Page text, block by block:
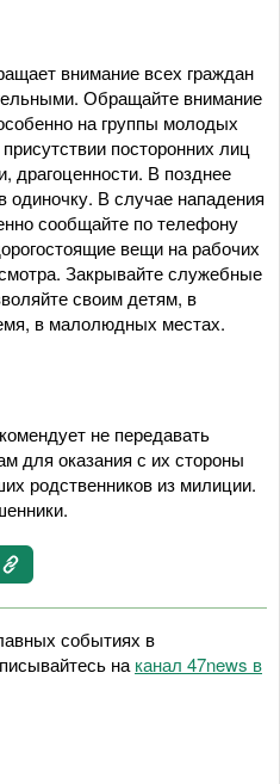
внимание всех граждан
Обращайте внимание
на группы молодых
посторонних лиц
драгоценности. В позднее
одиночку. В случае нападения
сообщайте по телефону
вещи на рабочих
Закрывайте служебные
своим детям, в
в малолюдных местах.
не передавать
для оказания с их стороны
родственников из милиции.
событиях в
на канал 47news в